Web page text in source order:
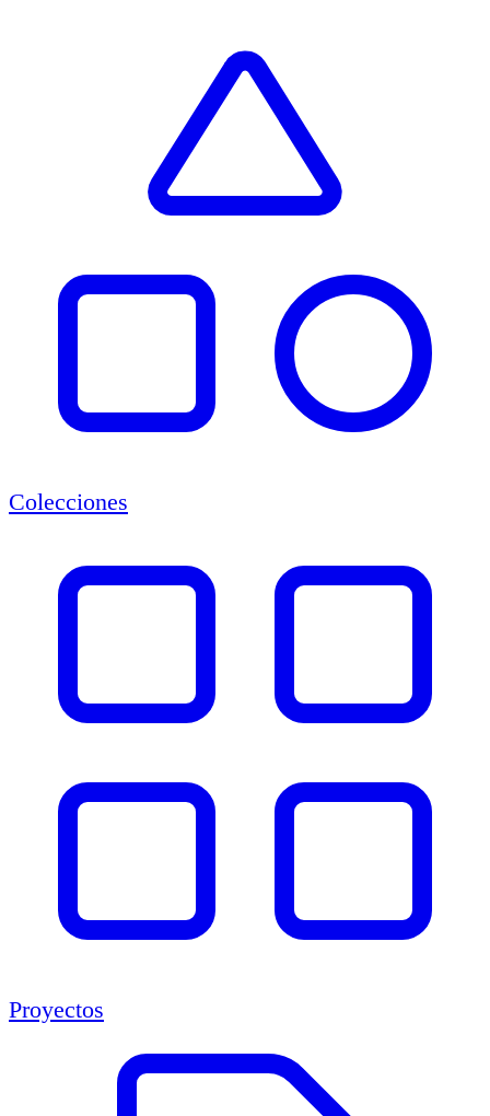
Colecciones
Proyectos